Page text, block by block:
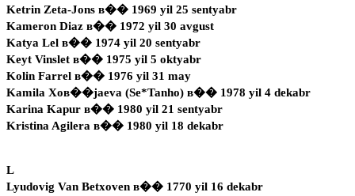
Ketrin Zeta-Jons в�� 1969 yil 25 sentyabr
Kameron Diaz в�� 1972 yil 30 avgust
Katya Lel в�� 1974 yil 20 sentyabr
Keyt Vinslet в�� 1975 yil 5 oktyabr
Kolin Farrel в�� 1976 yil 31 may
Kamila Xoв��jaeva (Se*Tanho) в�� 1978 yil 4 dekabr
Karina Kapur в�� 1980 yil 21 sentyabr
Kristina Agilera в�� 1980 yil 18 dekabr
L
Lyudovig Van Betxoven в�� 1770 yil 16 dekabr